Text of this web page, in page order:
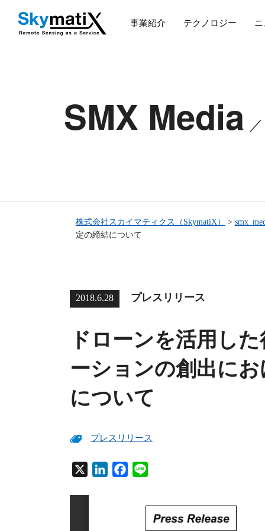
事業紹介 テクノロジー ニ
SMX Media
株式会社スカイマティクス（SkymatiX） >
定の締結について
2018.6.28 プレスリリース
ドローンを活用し
ーションの創出に
について
プレスリリース